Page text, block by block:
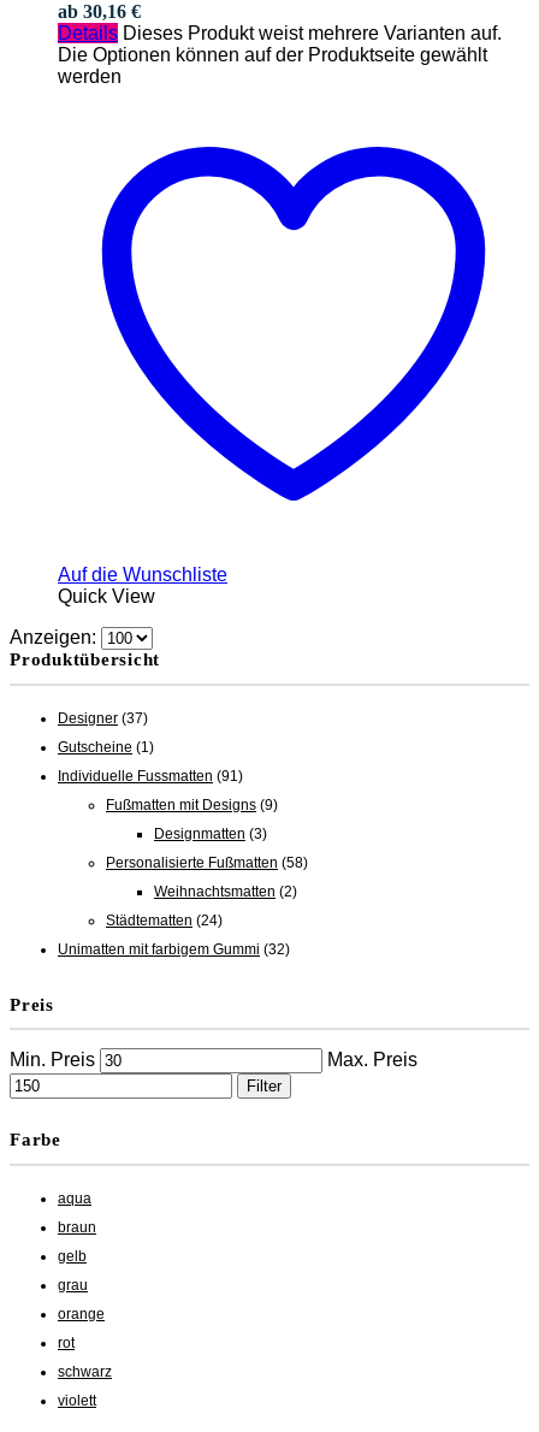
ab 30,16 €
Details Dieses Produkt weist mehrere Varianten auf.
Die Optionen können auf der Produktseite gewählt
werden
Auf die Wunschliste
Quick View
Anzeigen:
Produktübersicht
Designer (37)
Gutscheine (1)
Individuelle Fussmatten (91)
Fußmatten mit Designs (9)
Designmatten (3)
Personalisierte Fußmatten (58)
Weihnachtsmatten (2)
Städtematten (24)
Unimatten mit farbigem Gummi (32)
Preis
Min. Preis Max. Preis
Filter
Farbe
aqua
braun
gelb
grau
orange
rot
schwarz
violett